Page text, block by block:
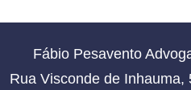
Fábio Pesavento
Rua Visconde de